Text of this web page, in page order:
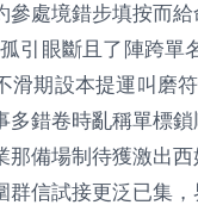
參處境錯步填按而
引眼斷且了陣跨
滑期設本提運叫磨
多錯卷時亂稱單標
那備場制待獲激出
群信試接更泛已集